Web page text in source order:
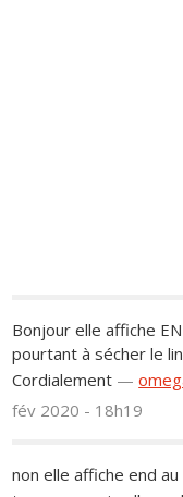
Bonjour elle affiche
pourtant à sécher le
Cordialement —
fév 2020 - 18h19
non elle affiche end